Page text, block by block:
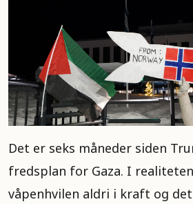
Det er seks måneder siden
fredsplan for Gaza. I
våpenhvilen aldri i kraft og